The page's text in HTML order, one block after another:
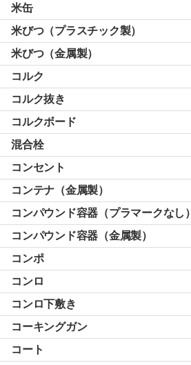
米缶
米びつ（プラスチック製）
米びつ（金属製）
コルク
コルク抜き
コルクボード
混合栓
コンセント
コンテナ（金属製）
コンパウンド容器（プラマークなし）
コンパウンド容器（金属製）
コンポ
コンロ
コンロ下敷き
コーキングガン
コート